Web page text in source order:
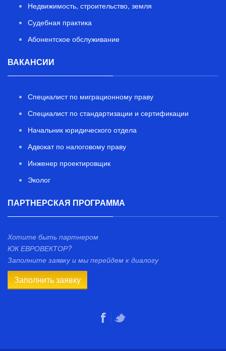
Недвижимость, строительство, земля
Судебная практика
Абонентское обслуживание
ВАКАНСИИ
Специалист по миграционному праву
Специалист по стандартизации и сертификации
Начальник юридического отдела
Адвокат по налоговому праву
Инженер проектировщик
Эколог
ПАРТНЕРСКАЯ ПРОГРАММА
Хотите быть партнером
ЮК ЕВРОВЕКТОР?
Заполните заявку и мы перейдем к диалогу
Заполнить заявку